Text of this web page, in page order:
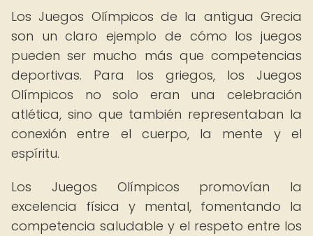
Los Juegos Olímpicos de la antigua Grecia
son un claro ejemplo de cómo los juegos
pueden ser mucho más que competencias
deportivas. Para los griegos, los Juegos
Olímpicos no solo eran una celebración
atlética, sino que también representaban la
conexión entre el cuerpo, la mente y el
espíritu.
Los Juegos Olímpicos promovían la
excelencia física y mental, fomentando la
competencia saludable y el respeto entre los